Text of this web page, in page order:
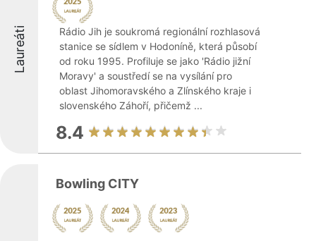
Laureáti
Rádio Jih je soukromá regionální rozhlasová
stanice se sídlem v Hodoníně, která působí
od roku 1995. Profiluje se jako 'Rádio jižní
Moravy' a soustředí se na vysílání pro
oblast Jihomoravského a Zlínského kraje i
slovenského Záhoří, přičemž ...
8.4
Bowling CITY